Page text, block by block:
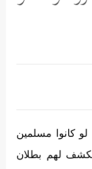
لو كانوا مسلمين
لهم بطلان